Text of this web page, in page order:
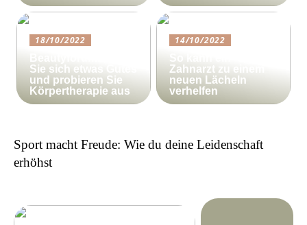
18/10/2022
Sie sich etwas Gutes
und probieren Sie
Körpertherapie aus
14/10/2022
Zahnarzt zu einem
neuen Lächeln
verhelfen
Sport macht Freude: Wie du deine Leidenschaft
erhöhst